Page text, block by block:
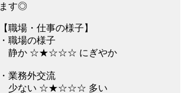
ます◎
【職場・仕事の様子】
・職場の様子
静か ☆★☆☆☆ にぎやか
・業務外交流
少ない ☆★☆☆☆ 多い